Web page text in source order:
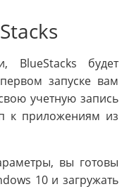
BlueStacks будет
запуске вам
учетную запись
к приложениям из
вы готовы
10 и загружать